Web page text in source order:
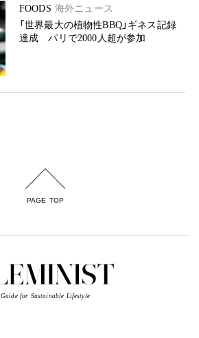
FOODS 海外ニュース
「世界最大の植物性BBQ」ギネス記録
達成 パリで2000人超が参加
PAGE TOP
Guide for Sustainable Lifestyle